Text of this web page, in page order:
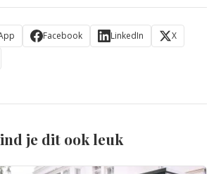
Facebook LinkedIn
X
je dit ook leuk